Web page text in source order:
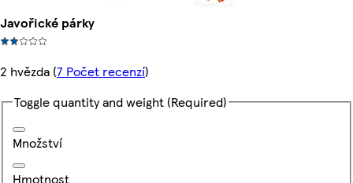
Javořické párky
2 hvězda (7 Počet recenzí)
Toggle quantity and weight (Required)
Množství
Hmotnost